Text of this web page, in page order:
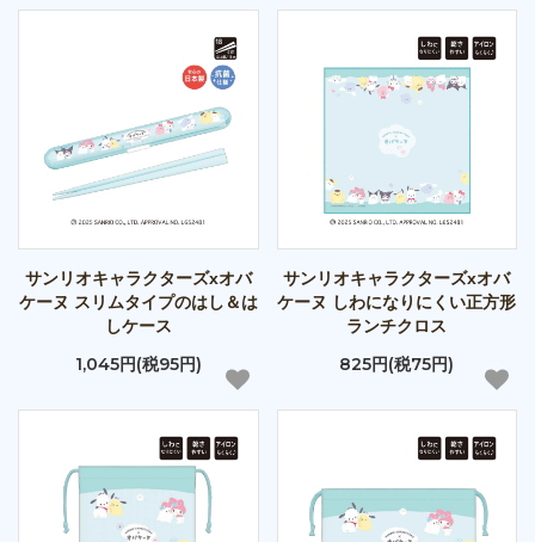
サンリオキャラクターズxオバ
ケーヌ スリムタイプのはし＆は
しケース
1,045円(税95円)
サンリオキャラクターズxオバ
ケーヌ しわになりにくい正方形
ランチクロス
825円(税75円)